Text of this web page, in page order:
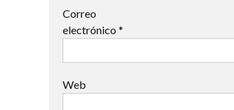
Correo
electrónico *
Web